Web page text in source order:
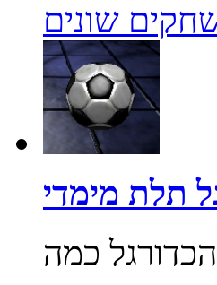
שונים
תלת מימדי